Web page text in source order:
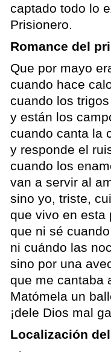
captado todo lo
Prisionero.
Romance del
Que por mayo
cuando hace
cuando los
y están los
cuando canta la
y responde el
cuando los
van a servir al
sino yo, triste,
que vivo en esta
que ni sé
ni cuándo las
sino por una
que me cantaba
Matómela un
¡dele Dios mal
Localización